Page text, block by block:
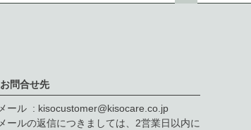
お問合せ先
メール
kisocustomer@kisocare.co.jp
メールの返信につきましては、2営業日以内に